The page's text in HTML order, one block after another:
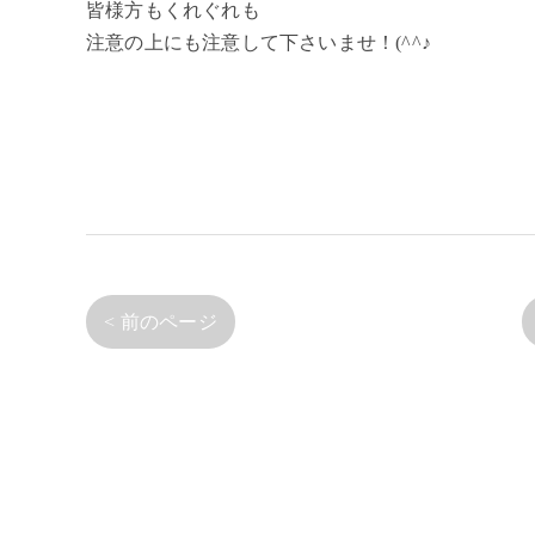
皆様方もくれぐれも
注意の上にも注意して下さいませ！(^^♪
< 前のページ